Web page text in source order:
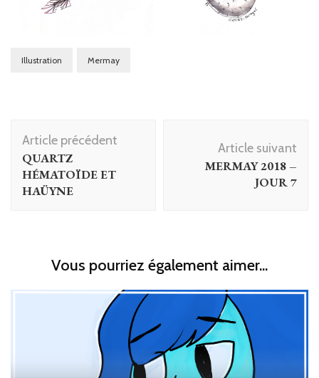
Illustration Mermay
Navigation
d'article
Article précédent
QUARTZ
HÉMATOÏDE ET
HAÜYNE
Article suivant
MERMAY 2018 –
JOUR 7
Vous pourriez également aimer...